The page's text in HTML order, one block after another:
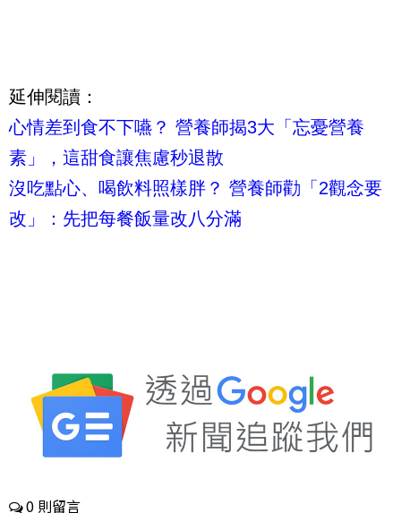
延伸閱讀：
心情差到食不下嚥？ 營養師揭3大「忘憂營養
素」，這甜食讓焦慮秒退散
沒吃點心、喝飲料照樣胖？ 營養師勸「2觀念要
改」：先把每餐飯量改八分滿